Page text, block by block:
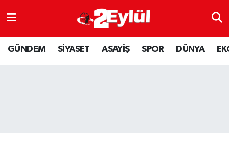
GÜNDEM SİYASET ASAYİŞ SPOR DÜNYA
ASAYİŞ
DÜNYA
Nöbetçi Eczaneler
Hava Durumu